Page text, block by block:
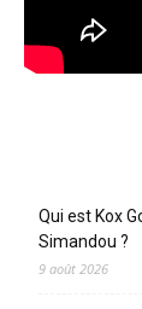
Qui est Kox
Simandou ?
9 août 2026